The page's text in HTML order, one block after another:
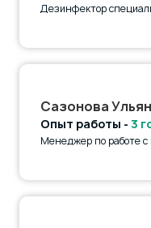
Дезинфектор
Сазонова
Опыт работы - 3
Менеджер по работе с